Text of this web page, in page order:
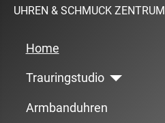
UHREN & SCHMUCK ZENTRUM
Home
Trauringstudio
Armbanduhren